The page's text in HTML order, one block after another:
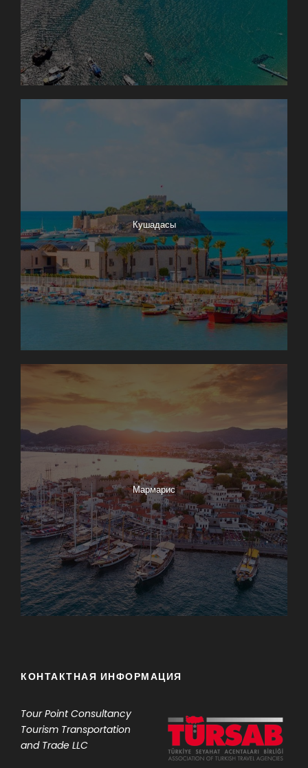
Кушадасы
Мармарис
КОНТАКТНАЯ ИНФОРМАЦИЯ
Tour PointConsultancy
Tourism Transportation
and Trade LLC